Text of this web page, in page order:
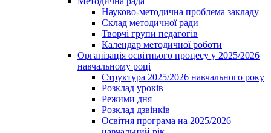
Науково-методична проблема закладу
Склад методичної ради
Творчі групи педагогів
Календар методичної роботи
Організація освітнього процесу у 2025/2026
навчальному році
Структура 2025/2026 навчального року
Розклад уроків
Режими дня
Розклад дзвінків
Освітня програма на 2025/2026